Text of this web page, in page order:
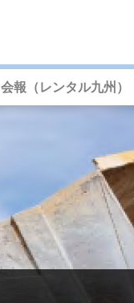
会報（レンタル九州）